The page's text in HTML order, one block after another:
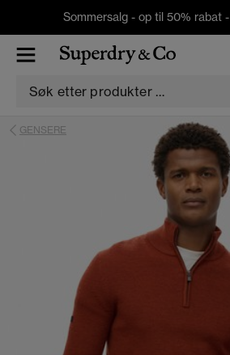
Sommersalg - op til 50% rabat -
GENSERE